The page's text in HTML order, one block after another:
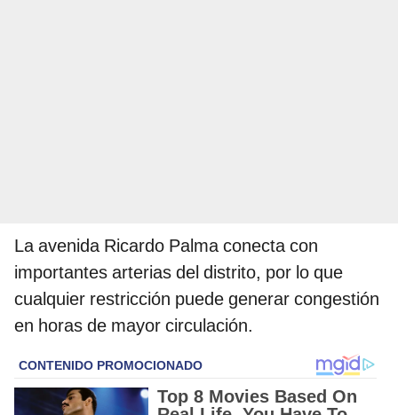
La avenida Ricardo Palma conecta con
importantes arterias del distrito, por lo que
cualquier restricción puede generar congestión
en horas de mayor circulación.